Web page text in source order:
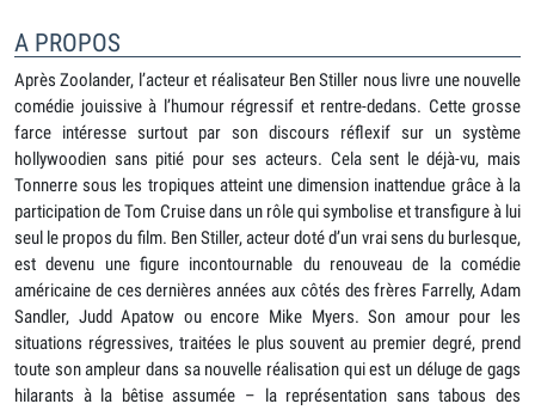
A PROPOS
Après Zoolander, l’acteur et réalisateur Ben Stiller nous livre une nouvelle
comédie jouissive à l’humour régressif et rentre-dedans. Cette grosse
farce intéresse surtout par son discours réflexif sur un système
hollywoodien sans pitié pour ses acteurs. Cela sent le déjà-vu, mais
Tonnerre sous les tropiques atteint une dimension inattendue grâce à la
participation de Tom Cruise dans un rôle qui symbolise et transfigure à lui
seul le propos du film. Ben Stiller, acteur doté d’un vrai sens du burlesque,
est devenu une figure incontournable du renouveau de la comédie
américaine de ces dernières années aux côtés des frères Farrelly, Adam
Sandler, Judd Apatow ou encore Mike Myers. Son amour pour les
situations régressives, traitées le plus souvent au premier degré, prend
toute son ampleur dans sa nouvelle réalisation qui est un déluge de gags
hilarants à la bêtise assumée – la représentation sans tabous des